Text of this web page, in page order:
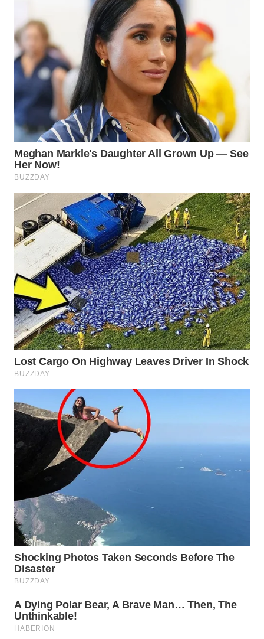
LIKUPANG
WN
LABUANBAJO
WN
BORNEO
Wahana
Group
NEWS
WAHANA
TANI
WAHANA
ADVOKAT
WAHANA
INFRASTRUKTUR
WAHANA
KONSUMEN
WAHANA
LISTRIK
WAHANA
TRAVEL
WAHANA
TV
WAHANANEWS
ID
WAHANANEWS
WAHANANEWS
NET